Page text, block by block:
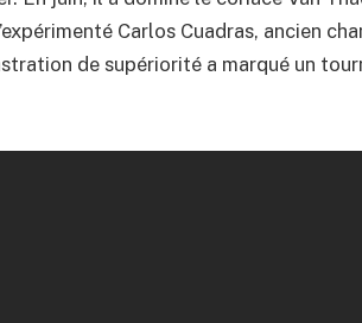
Carlos Cuadras, ancien
de supériorité a marqué un